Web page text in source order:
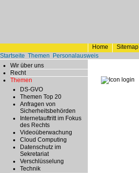
Home Sitemap
Startseite Themen Personalausweis
Wir über uns
Recht
Themen
DS-GVO
Themen Top 20
Anfragen von
Sicherheitsbehörden
Internetauftritt im Fokus
des Rechts
Videoüberwachung
Cloud Computing
Datenschutz im
Sekretariat
Verschlüsselung
Technik